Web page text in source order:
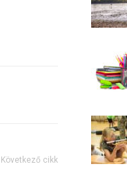
Következő cikk